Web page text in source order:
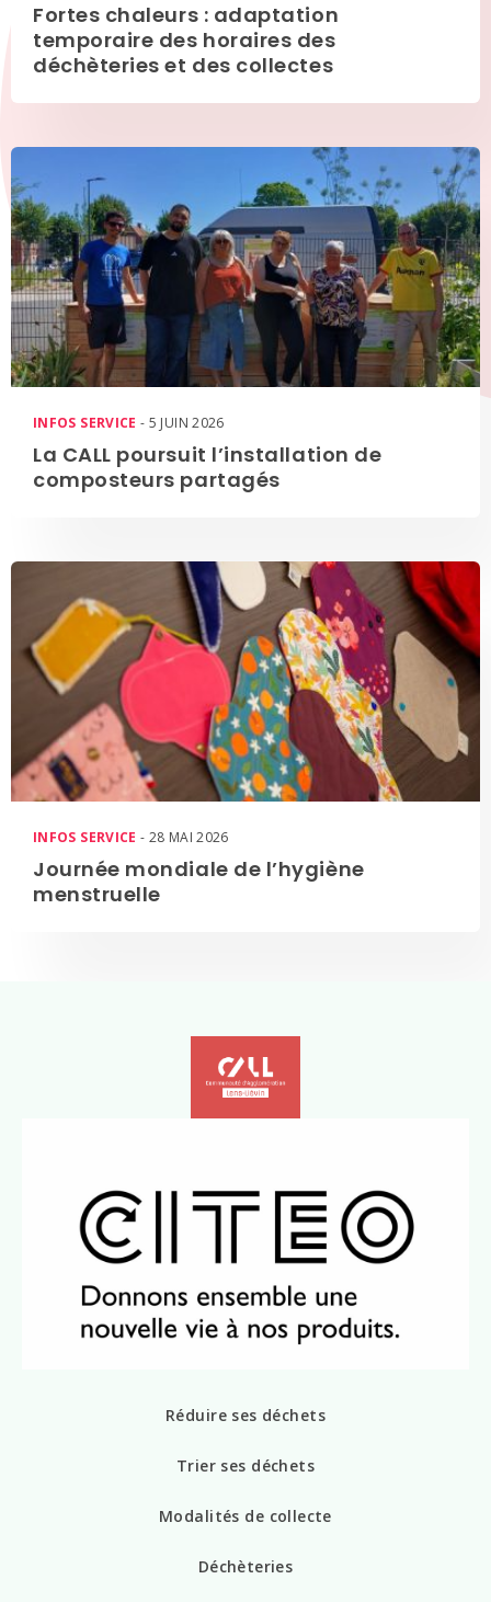
Fortes chaleurs : adaptation
temporaire des horaires des
déchèteries et des collectes
INFOS SERVICE- 5 JUIN 2026
La CALL poursuit l’installation de
composteurs partagés
INFOS SERVICE- 28 MAI 2026
Journée mondiale de l’hygiène
menstruelle
Réduire ses déchets
Trier ses déchets
Modalités de collecte
Déchèteries